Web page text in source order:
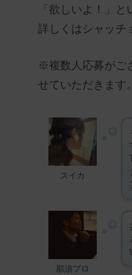
「欲しいよ！」
詳しくはシャッチ
※複数人応募がご
せていただきます。
スイカ
那須プロ